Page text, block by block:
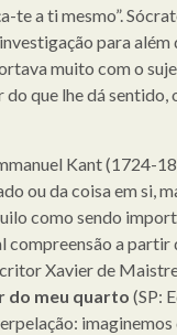
te a ti mesmo”.
para além
muito com o
que lhe dá sentido,
Kant (1724-
ou da coisa em si,
como sendo
compreensão a partir
Xavier de
do meu quarto (SP:
imaginemos